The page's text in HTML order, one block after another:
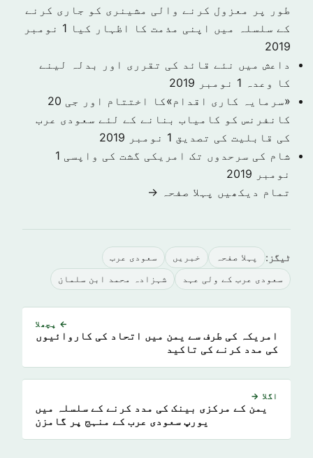
طور پر معزول کرنے والی مشینری کو جاری کرنے
کے سلسلہ میں اپنی مذمت کا اظہار کیا
1 نومبر
2019
داعش میں نئے قائد کی تقرری اور بدلہ لینے
کا وعدہ 1 نومبر 2019
«سرمایہ کاری اقدام»کا اختتام اور جی 20
کانفرنس کو کامیاب بنانے کے لئے سعودی عرب
کی قابلیت کی تصدیق 1 نومبر 2019
شام کی سرحدوں تک امریکی گشت کی واپسی 1
نومبر 2019
تمام دیکھیں پہلا صفحہ →
ٹیگز: پہلا صفحہ خبريں سعودى عرب
سعودی عرب کے ولی عہد شہزادہ محمد ابن سلمان
← پچھلا
امریکہ کی طرف سے یمن میں اتحاد کی کاروائیوں
کی مدد کرنے کی تاکید
اگلا →
یمن کے مرکزی بینک کی مدد کرنے کے سلسلہ میں
یورپ سعودی عرب کے منہج پر گامزن